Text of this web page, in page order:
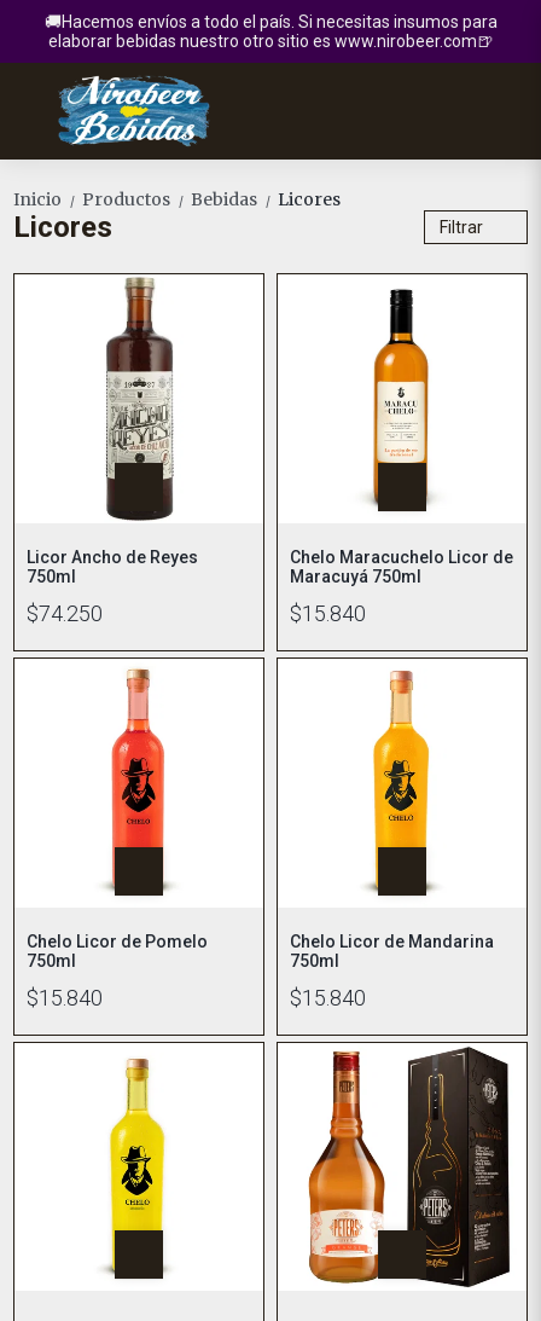
🚚Hacemos envíos a todo el país. Si necesitas insumos para
elaborar bebidas nuestro otro sitio es www.nirobeer.com🍺
Inicio / Productos / Bebidas / Licores
Licores Filtrar
Licor Ancho de Reyes
750ml
$74.250
Chelo Maracuchelo Licor de
Maracuyá 750ml
$15.840
Chelo Licor de Pomelo
750ml
$15.840
Chelo Licor de Mandarina
750ml
$15.840